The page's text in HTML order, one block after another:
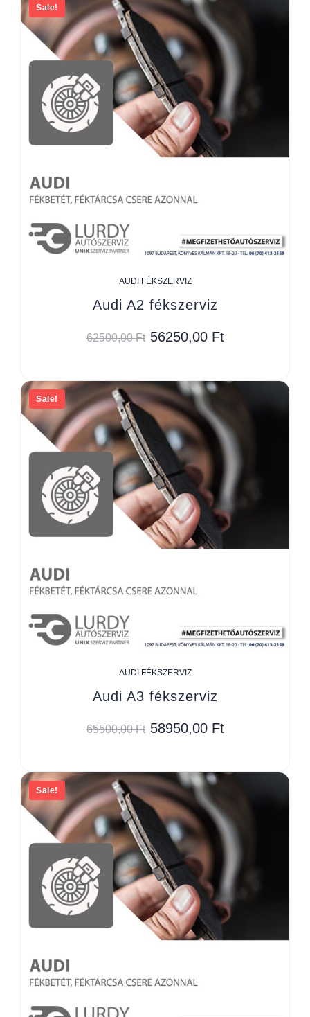
Sale!
AUDI FÉKSZERVIZ
Audi A2 fékszerviz
62500,00Ft 56250,00 Ft
Sale!
AUDI FÉKSZERVIZ
Audi A3 fékszerviz
65500,00Ft 58950,00 Ft
Sale!